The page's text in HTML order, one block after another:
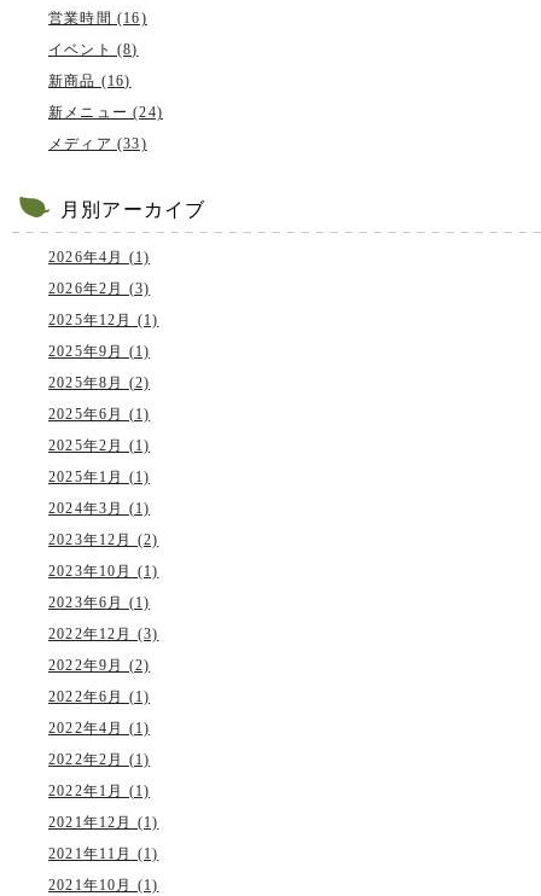
営業時間 (16)
イベント (8)
新商品 (16)
新メニュー (24)
メディア (33)
月別アーカイブ
2026年4月 (1)
2026年2月 (3)
2025年12月 (1)
2025年9月 (1)
2025年8月 (2)
2025年6月 (1)
2025年2月 (1)
2025年1月 (1)
2024年3月 (1)
2023年12月 (2)
2023年10月 (1)
2023年6月 (1)
2022年12月 (3)
2022年9月 (2)
2022年6月 (1)
2022年4月 (1)
2022年2月 (1)
2022年1月 (1)
2021年12月 (1)
2021年11月 (1)
2021年10月 (1)